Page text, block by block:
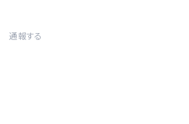
通報する